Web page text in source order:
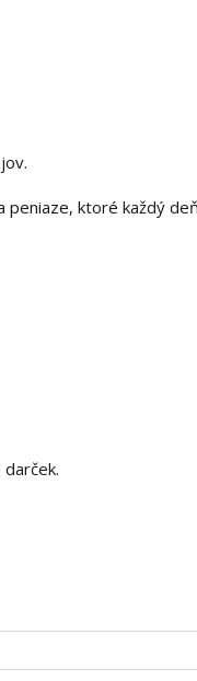
peniaze, ktoré každý